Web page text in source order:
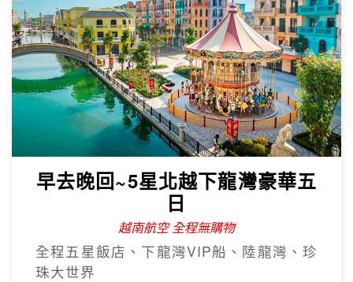
早去晚回~5星北越下龍灣豪華五
日
越南航空 全程無購物
全程五星飯店、下龍灣VIP船、陸龍灣、珍
珠大世界